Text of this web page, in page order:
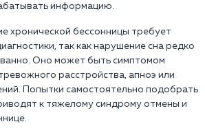
информацию.
хронической бессонницы требует
так как нарушение сна редко
Оно может быть симптомом
расстройства, апноэ или
Попытки самостоятельно подобрать
к тяжелому синдрому отмены и